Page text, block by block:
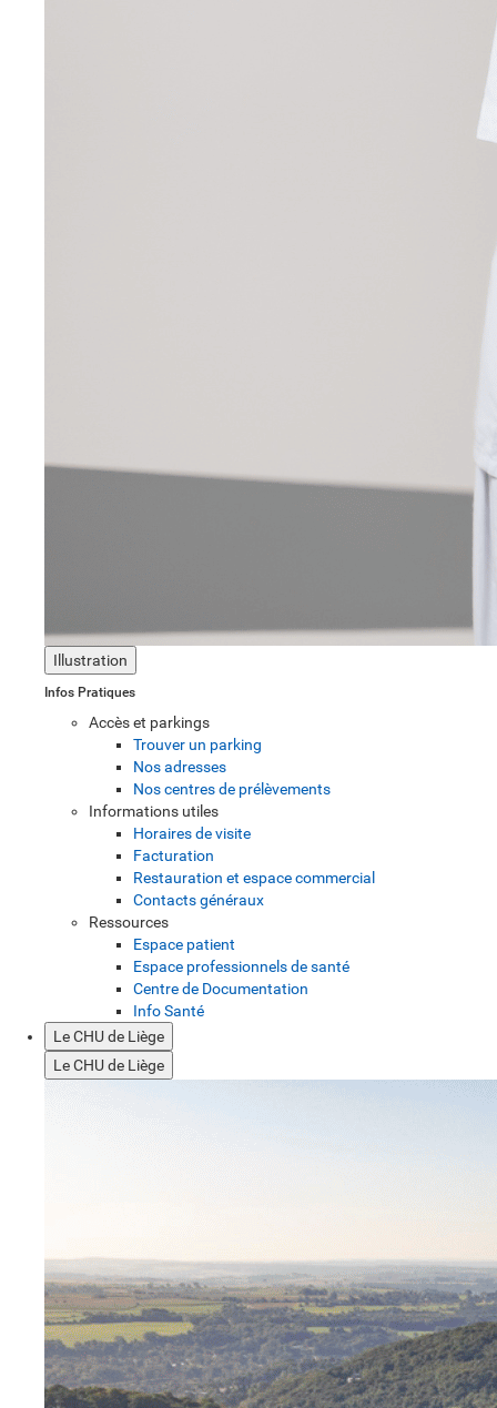
Illustration
Infos Pratiques
Accès et parkings
Trouver un parking
Nos adresses
Nos centres de prélèvements
Informations utiles
Horaires de visite
Facturation
Restauration et espace commercial
Contacts généraux
Ressources
Espace patient
Espace professionnels de santé
Centre de Documentation
Info Santé
Le CHU de Liège
Le CHU de Liège